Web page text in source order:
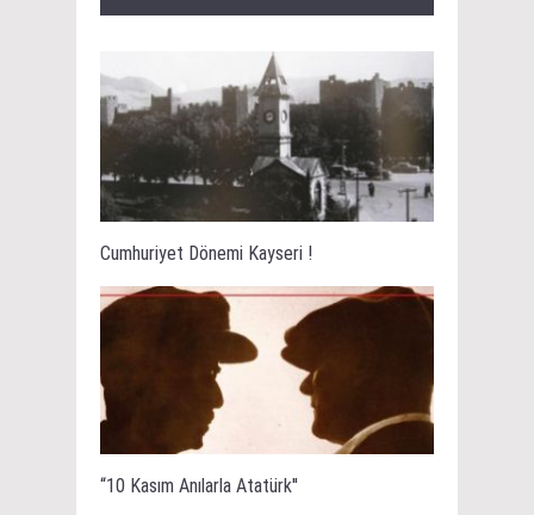
Cumhuriyet Dönemi Kayseri !
“10 Kasım Anılarla Atatürk''